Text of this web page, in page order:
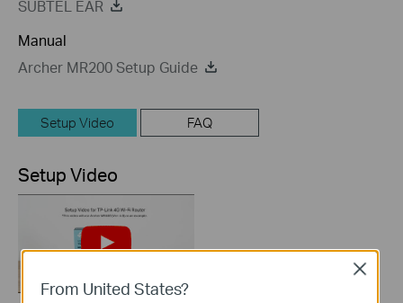
SUBTEL EAR
Manual
Archer MR200 Setup Guide
Setup Video FAQ
Setup Video
From United States?
Close